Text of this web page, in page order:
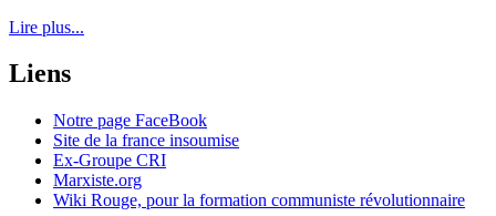
Lire plus...
Liens
Notre page FaceBook
Site de la france insoumise
Ex-Groupe CRI
Marxiste.org
Wiki Rouge, pour la formation communiste révolutionnaire